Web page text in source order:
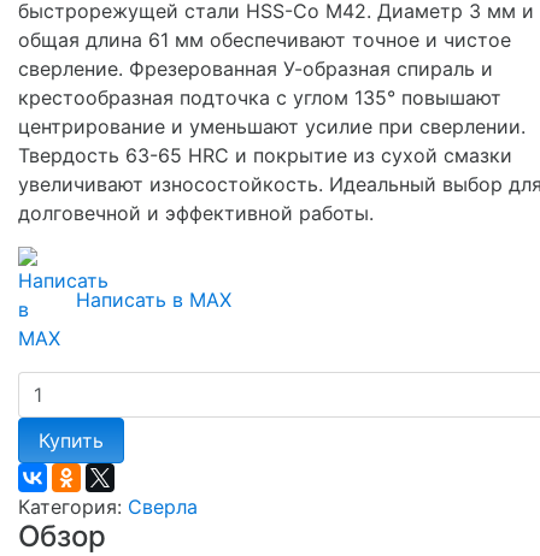
быстрорежущей стали HSS-Co М42. Диаметр 3 мм и
общая длина 61 мм обеспечивают точное и чистое
сверление. Фрезерованная У-образная спираль и
крестообразная подточка с углом 135° повышают
центрирование и уменьшают усилие при сверлении.
Твердость 63-65 HRC и покрытие из сухой смазки
увеличивают износостойкость. Идеальный выбор
долговечной и эффективной работы.
Написать в MAX
Купить
Категория: Сверла
Обзор